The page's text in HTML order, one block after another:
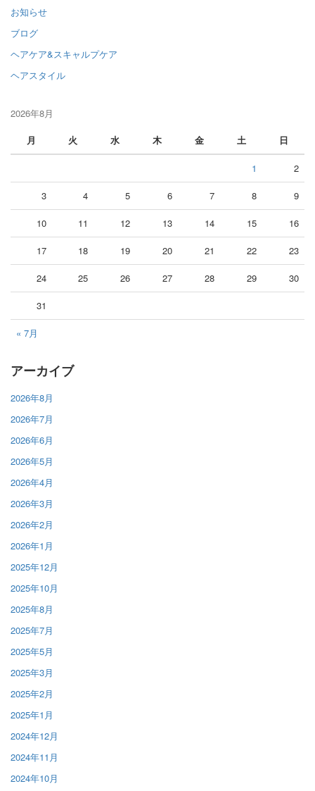
お知らせ
ブログ
ヘアケア&スキャルプケア
ヘアスタイル
2026年8月
月
火 水 木 金 土 日
« 7月
1 2
3 4 5 6 7 8 9
10 11 12 13 14 15 16
17 18 19 20 21 22 23
24 25 26 27 28 29 30
31
アーカイブ
2026年8月
2026年7月
2026年6月
2026年5月
2026年4月
2026年3月
2026年2月
2026年1月
2025年12月
2025年10月
2025年8月
2025年7月
2025年5月
2025年3月
2025年2月
2025年1月
2024年12月
2024年11月
2024年10月